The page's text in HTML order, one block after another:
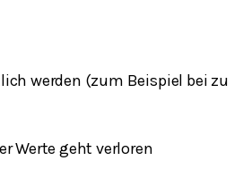
werden (zum Beispiel bei zu
Werte geht verloren